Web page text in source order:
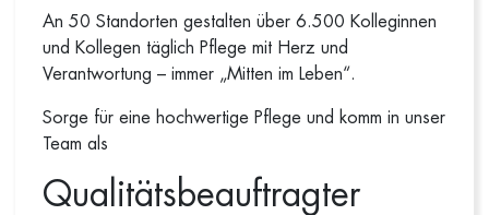
An 50 Standorten gestalten über 6.500 Kolleginnen
und Kollegen täglich Pflege mit Herz und
Verantwortung – immer „Mitten im Leben“.
Sorge für eine hochwertige Pflege und komm in unser
Team als
Qualitätsbeauftragter